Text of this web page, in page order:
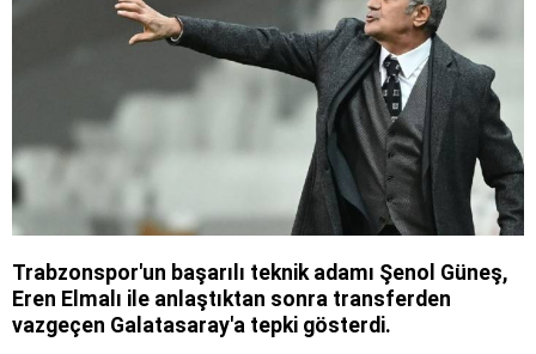
Trabzonspor'un başarılı teknik adamı Şenol Güneş,
Eren Elmalı ile anlaştıktan sonra transferden
vazgeçen Galatasaray'a tepki gösterdi.